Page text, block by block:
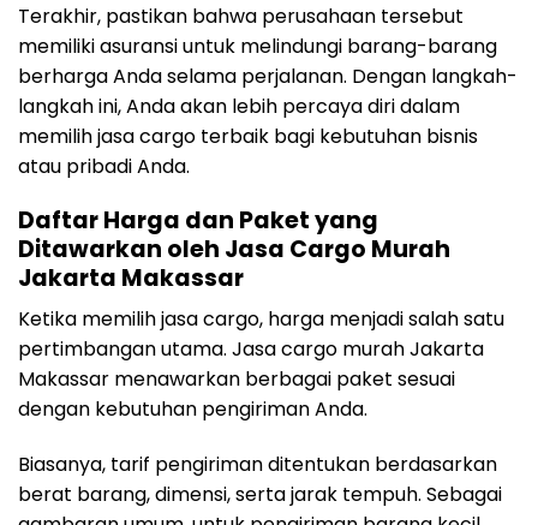
Terakhir, pastikan bahwa perusahaan tersebut
memiliki asuransi untuk melindungi barang-barang
berharga Anda selama perjalanan. Dengan langkah-
langkah ini, Anda akan lebih percaya diri dalam
memilih jasa cargo terbaik bagi kebutuhan bisnis
atau pribadi Anda.
Daftar Harga dan Paket yang
Ditawarkan oleh Jasa Cargo Murah
Jakarta Makassar
Ketika memilih jasa cargo, harga menjadi salah satu
pertimbangan utama. Jasa cargo murah Jakarta
Makassar menawarkan berbagai paket sesuai
dengan kebutuhan pengiriman Anda.
Biasanya, tarif pengiriman ditentukan berdasarkan
berat barang, dimensi, serta jarak tempuh. Sebagai